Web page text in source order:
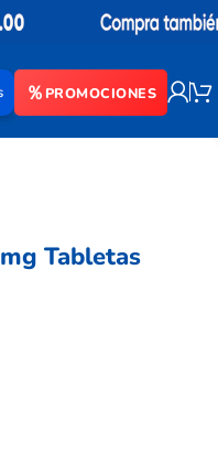
PROMOCIONES
Tabletas